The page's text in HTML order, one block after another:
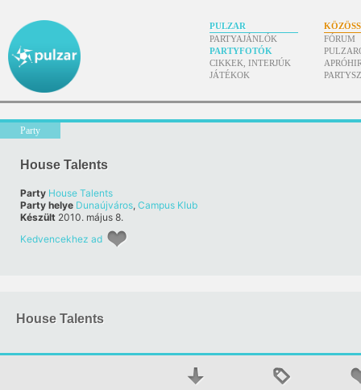
PULZAR
PARTYAJÁNLÓK
PARTYFOTÓK
CIKKEK, INTERJÚK
JÁTÉKOK
FÓRUM
Party
House Talents
Party House Talents
Party helye Dunaújváros, Campus Klub
Készült 2010. május 8.
Kedvencekhez ad
House Talents